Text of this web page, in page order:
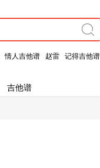
情人吉他谱 赵雷 记得吉他谱
吉他谱